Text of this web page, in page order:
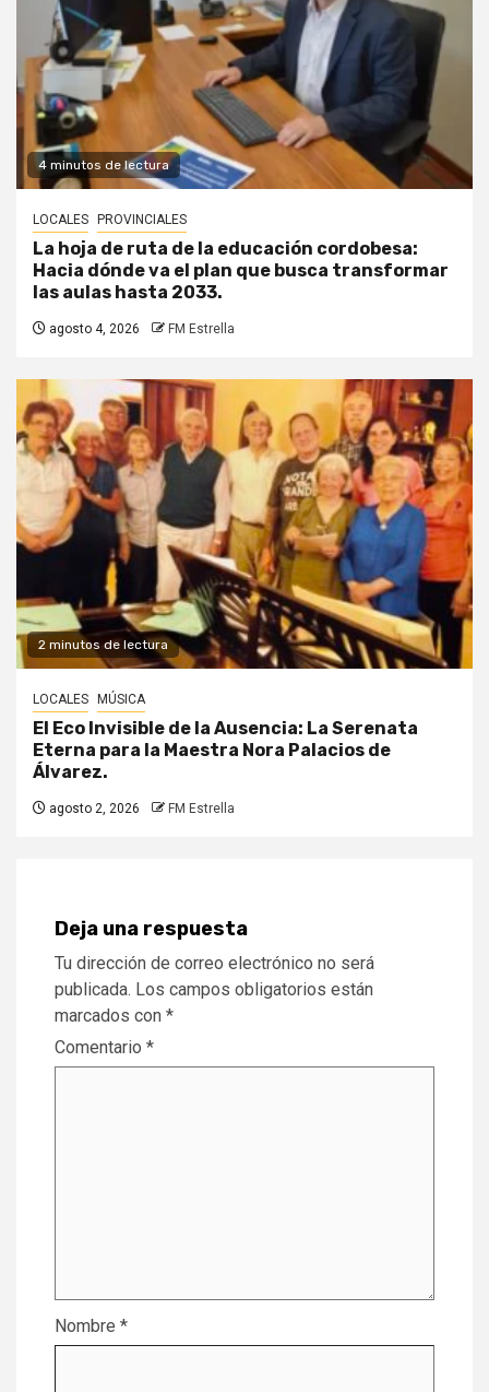
4 minutos de lectura
LOCALES PROVINCIALES
La hoja de ruta de la educación cordobesa:
Hacia dónde va el plan que busca transformar
las aulas hasta 2033.
agosto 4, 2026 FM Estrella
2 minutos de lectura
LOCALES MÚSICA
El Eco Invisible de la Ausencia: La Serenata
Eterna para la Maestra Nora Palacios de
Álvarez.
agosto 2, 2026 FM Estrella
Deja una respuesta
Tu dirección de correo electrónico no será
publicada. Los campos obligatorios están
marcados con *
Comentario *
Nombre *